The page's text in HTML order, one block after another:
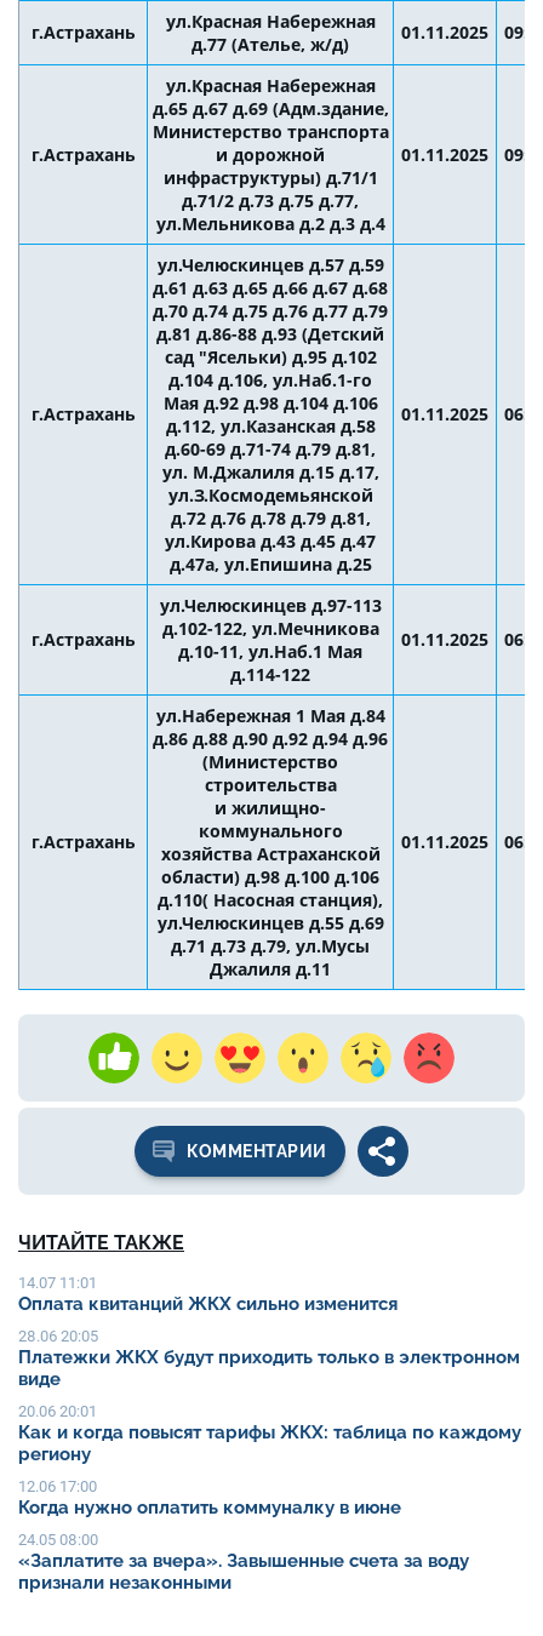
г.Астрахань
ул.Красная Набережная
д.77 (Ателье, ж/д)
01.11.2025
г.Астрахань
ул.Красная Набережная
д.65 д.67 д.69 (Адм.здание,
Министерство транспорта
и дорожной
инфраструктуры) д.71/1
д.71/2 д.73 д.75 д.77,
ул.Мельникова д.2 д.3 д.4
01.11.2025
г.Астрахань
ул.Челюскинцев д.57 д.59
д.61 д.63 д.65 д.66 д.67 д.68
д.70 д.74 д.75 д.76 д.77 д.79
д.81 д.86-88 д.93 (Детский
сад "Ясельки) д.95 д.102
д.104 д.106, ул.Наб.1-го
Мая д.92 д.98 д.104 д.106
д.112, ул.Казанская д.58
д.60-69 д.71-74 д.79 д.81,
ул. М.Джалиля д.15 д.17,
ул.З.Космодемьянской
д.72 д.76 д.78 д.79 д.81,
ул.Кирова д.43 д.45 д.47
д.47а, ул.Епишина д.25
01.11.2025
г.Астрахань
ул.Челюскинцев д.97-113
д.102-122, ул.Мечникова
д.10-11, ул.Наб.1 Мая
д.114-122
01.11.2025
г.Астрахань
ул.Набережная 1 Мая д.84
д.86 д.88 д.90 д.92 д.94 д.96
(Министерство
строительства
и жилищно-
коммунального
хозяйства Астраханской
области) д.98 д.100 д.106
д.110( Насосная станция),
ул.Челюскинцев д.55 д.69
д.71 д.73 д.79, ул.Мусы
Джалиля д.11
01.11.2025
КОММЕНТАРИИ
ЧИТАЙТЕ ТАКЖЕ
14.07 11:01
Оплата квитанций ЖКХ сильно изменится
28.06 20:05
Платежки ЖКХ будут приходить только в электронном
виде
20.06 20:01
Как и когда повысят тарифы ЖКХ: таблица по каждому
региону
12.06 17:00
Когда нужно оплатить коммуналку в июне
24.05 08:00
«Заплатите за вчера». Завышенные счета за воду
признали незаконными